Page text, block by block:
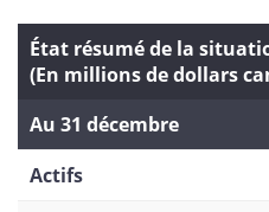
État résumé de la
(En millions de dollars
Au 31 décembre
Actifs